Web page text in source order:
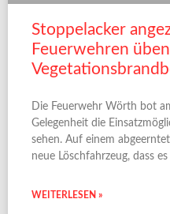
Stoppelacker
Feuerwehren üben
Die Feuerwehr Wörth bot
Gelegenheit die
sehen. Auf einem
neue Löschfahrzeug, dass
WEITERLESEN »